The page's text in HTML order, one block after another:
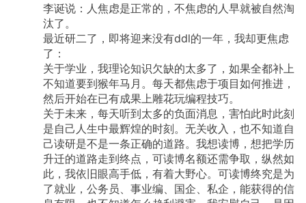
李诞说：人焦虑是正常的，不焦虑的人早就被自然淘
汰了。
最近研二了，即将迎来没有ddl的一年，我却更焦虑
了：
关于学业，我理论知识欠缺的太多了，如果全都补上
不知道要到猴年马月。每天都焦虑于项目如何推进，
然后开始在已有成果上雕花玩编程技巧。
关于未来，每天听到太多的负面消息，害怕此时此刻
是自己人生中最辉煌的时刻。无关收入，也不知道自
己读研是不是一条正确的道路。我想读博，想把学历
升迁的道路走到终点，可读博名额还需争取，纵然如
此，我依旧眼高手低，有着大野心。可读博终究是为
了就业，公务员、事业编、国企、私企，能获得的信